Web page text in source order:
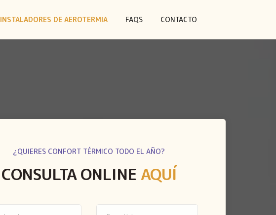
INSTALADORES DE AEROTERMIA FAQS CONTACTO
¿QUIERES CONFORT TÉRMICO TODO EL AÑO?
CONSULTA ONLINE AQUÍ